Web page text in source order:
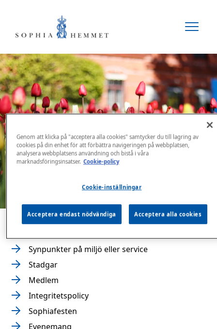
Evenemang
Synpunkter på miljö eller service
Stadgar
Medlem
Integritetspolicy
Sophiafesten
Evenemang
Genom att klicka på "acceptera alla cookies" samtycker du till lagring av
cookies på din enhet för att förbättra navigeringen på webbplatsen,
analysera webbplatsens användning och bistå i våra
marknadsföringsinsatser. Cookie-policy
Cookie-inställningar
Acceptera endast nödvändiga Acceptera alla cookies